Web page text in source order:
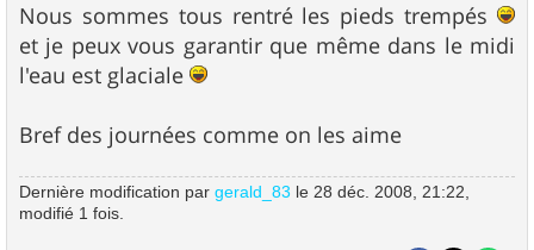
Nous sommes tous rentré les pieds trempés
et je peux vous garantir que même dans le midi
l'eau est glaciale
Bref des journées comme on les aime
Dernière modification par gerald_83 le 28 déc. 2008, 21:22,
modifié 1 fois.